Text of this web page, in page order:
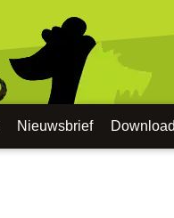
Nieuwsbrief